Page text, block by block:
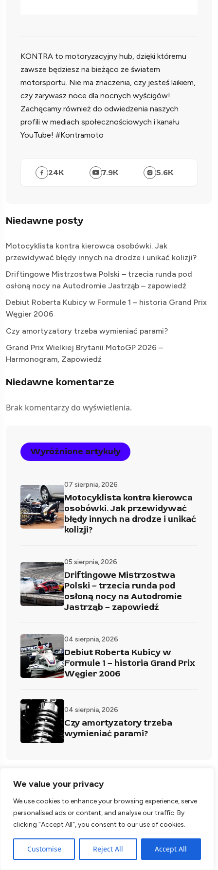
We value your privacy
We use cookies to enhance your browsing experience, serve
personalised ads or content, and analyse our traffic. By
clicking "Accept All", you consent to our use of cookies.
Customise Reject All Accept All
KONTRA to motoryzacyjny hub, dzięki któremu
zawsze będziesz na bieżąco ze światem
motorsportu. Nie ma znaczenia, czy jesteś laikiem,
czy zarywasz noce dla nocnych wyścigów!
Zachęcamy również do odwiedzenia naszych
profili w mediach społecznościowych i kanału
YouTube! #Kontramoto
24K 7.9K 5.6K
Niedawne posty
Motocyklista kontra kierowca osobówki. Jak
przewidywać błędy innych na drodze i unikać kolizji?
Driftingowe Mistrzostwa Polski – trzecia runda pod
osłoną nocy na Autodromie Jastrząb – zapowiedź
Debiut Roberta Kubicy w Formule 1 – historia Grand Prix
Węgier 2006
Czy amortyzatory trzeba wymieniać parami?
Grand Prix Wielkiej Brytanii MotoGP 2026 –
Harmonogram, Zapowiedź
Niedawne komentarze
Brak komentarzy do wyświetlenia.
Wyróżnione artykuły
07 sierpnia, 2026
Motocyklista kontra kierowca
osobówki. Jak przewidywać
błędy innych na drodze i unikać
kolizji?
05 sierpnia, 2026
Driftingowe Mistrzostwa
Polski – trzecia runda pod
osłoną nocy na Autodromie
Jastrząb – zapowiedź
04 sierpnia, 2026
Debiut Roberta Kubicy w
Formule 1 – historia Grand Prix
Węgier 2006
04 sierpnia, 2026
Czy amortyzatory trzeba
wymieniać parami?
1 1 12 Hours of Sebring 1 1966 1
2006 1 2019 Włochy 1